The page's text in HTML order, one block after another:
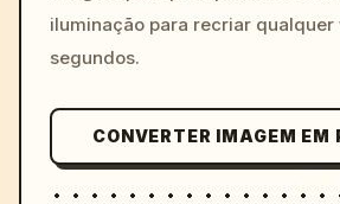
iluminação para recriar qualquer
segundos.
CONVERTER IMAGEM EM